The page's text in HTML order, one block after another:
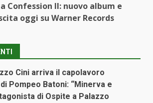
Confession II: nuovo album e
oggi su Warner Records
Cini arriva il capolavoro
Pompeo Batoni: “Minerva e
di Ospite a Palazzo